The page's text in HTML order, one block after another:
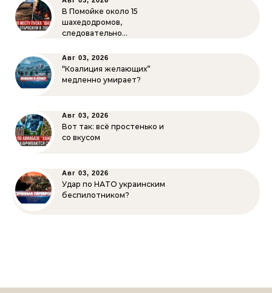
В Помойке около 15
шахедодромов,
следовательно…
Авг 03, 2026
“Коалиция желающих”
медленно умирает?
Авг 03, 2026
Вот так: всё простенько и
со вкусом
Авг 03, 2026
Удар по НАТО украинским
беспилотником?